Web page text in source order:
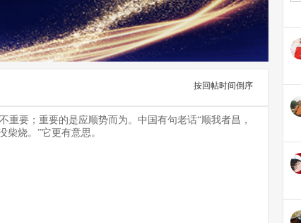
按回帖时间倒序
要；重要的是应顺势而为。中国有句老话“顺我者昌，
烧。”它更有意思。